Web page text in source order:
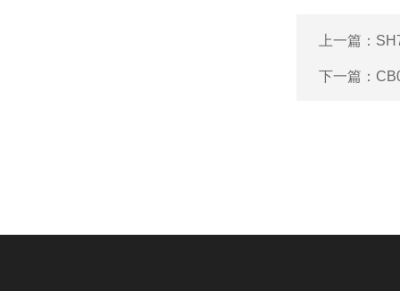
上一篇：
下一篇：